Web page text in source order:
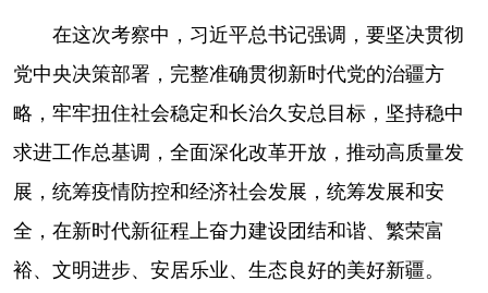
Русский язык 日本語 한국어
Deutsch Português
在这次考察中，习近平总书记强调，要坚决贯彻
党中央决策部署，完整准确贯彻新时代党的治疆方
略，牢牢扭住社会稳定和长治久安总目标，坚持稳中
求进工作总基调，全面深化改革开放，推动高质量发
展，统筹疫情防控和经济社会发展，统筹发展和安
全，在新时代新征程上奋力建设团结和谐、繁荣富
裕、文明进步、安居乐业、生态良好的美好新疆。